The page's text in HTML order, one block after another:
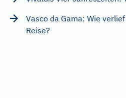
Vasco da Gama: Wie
Reise?